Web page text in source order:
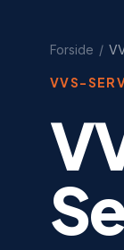
Forside /
VVS-